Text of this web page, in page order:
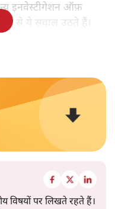
न्यू इनवेस्टीगेशन ऑफ़
से ये सवाल उठते हैं।
विषयों पर लिखते रहते हैं।